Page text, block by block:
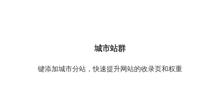
城市站群
键添加城市分站，快速提升网站的收录页和权重